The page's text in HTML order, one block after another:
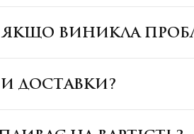
ВИНИКЛА
ДОСТАВКИ?